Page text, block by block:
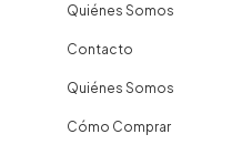
Quiénes Somos
Contacto
Quiénes Somos
Cómo Comprar